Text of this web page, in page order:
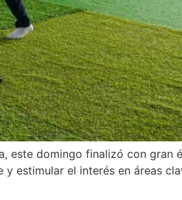
este domingo finalizó con gran
estimular el interés en áreas